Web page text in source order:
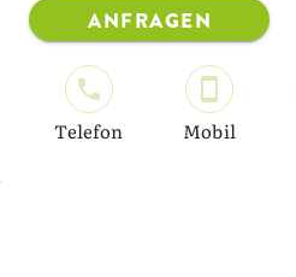
ANFRAGEN
Telefon Mobil